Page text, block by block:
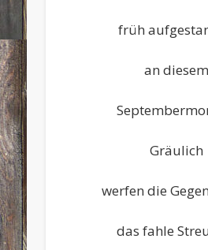
früh
an diesem
Gräulich
werfen die
das fahle